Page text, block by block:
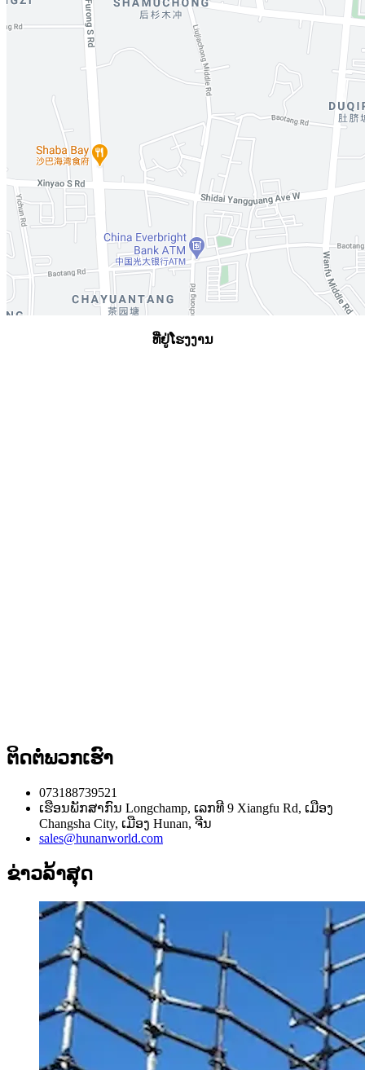
ທີ່ຢູ່ໂຮງງານ
ຕິດຕໍ່ພວກເຮົາ
073188739521
ເຮືອນພັກສາກົນ Longchamp, ເລກທີ 9 Xiangfu Rd, ເມືອງ
Changsha City, ເມືອງ Hunan, ຈີນ
sales@hunanworld.com
ຂ່າວລ້າສຸດ